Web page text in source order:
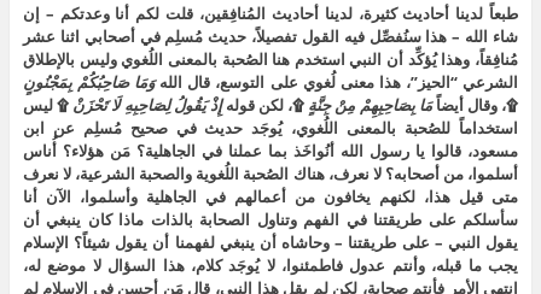
طبعاً لدينا أحاديث كثيرة، لدينا أحاديث المُنافِقين، قلت لكم أنا وعدتكم – إن
شاء الله – هذا سنُفصِّل فيه القول تفصيلاً، حديث مُسلِم في أصحابي اثنا عشر
مُنافِقاً، وهذا يُؤكِّد أن النبي استخدم هنا الصُحبة بالمعنى اللُغوي وليس بالإطلاق
الشرعي “الحيز”، هذا معنى لُغوي على التوسع، قال اللهوَمَا صَاحِبُكُمْ بِمَجْنُونٍ
۩، وقال أيضاًمَا بِصَاحِبِهِمْ مِنْ جِنَّةٍ ۩، لكن قولهإِذْ يَقُولُ لِصَاحِبِهِ لَا تَحْزَنْ ۩ ليس
استخداماً للصُحبة بالمعنى اللُغوي، يُوجَد حديث في صحيح مُسلِم عن ابن
مسعود، قالوا يا رسول الله أنُواخَذ بما عملنا في الجاهلية؟ مَن هؤلاء؟ أُناس
أسلموا، من أصحابه؟ لا نعرف، هناك الصُحبة اللُغوية والصحبة الشرعية، لا نعرف
متى قيل هذا، لكنهم يخافون من أعمالهم في الجاهلية وأسلموا، الآن أنا
سأسلكم على طريقتنا في الفهم وتناول الصحابة بالذات ماذا كان ينبغي أن
يقول النبي – على طريقتنا – وحاشاه أن ينبغي لفهمنا أن يقول شيئاً؟ الإسلام
يجب ما قبله، وأنتم عدول فاطمئنوا، لا يُوجَد كلام، هذا السؤال لا موضع له،
انتهى الأمر فأنتم صحابة، لكن لم يقل هذا النبي، قال مَن أحسن في الإسلام لم